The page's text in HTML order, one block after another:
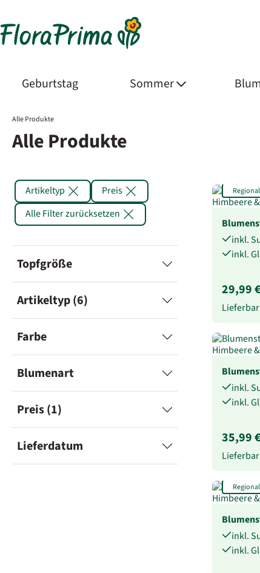
Geburtstag Sommer
Alle Produkte
Alle Produkte
Artikeltyp
Preis
Alle Filter zurücksetzen
Topfgröße
Artikeltyp (6)
Farbe
Blumenart
Preis (1)
Lieferdatum
inkl.
inkl.
29,99 €
inkl.
inkl.
35,99 €
inkl.
inkl.